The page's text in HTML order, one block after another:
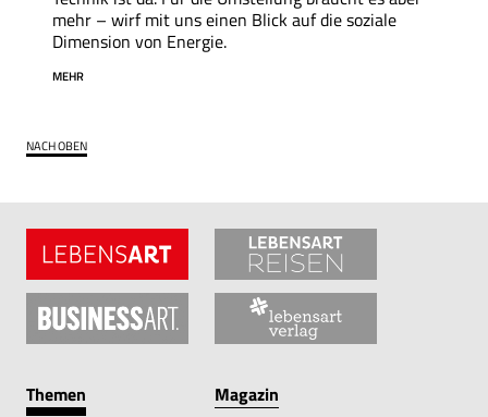
mehr – wirf mit uns einen Blick auf die soziale
Dimension von Energie.
MEHR
NACH OBEN
Themen Magazin